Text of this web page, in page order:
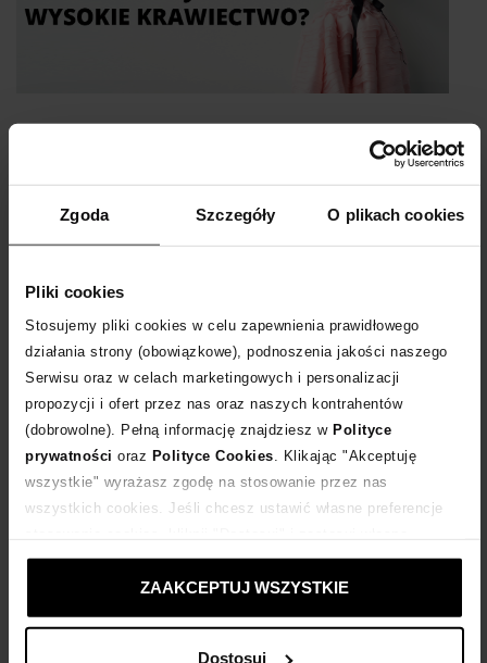
Zgoda Szczegóły O plikach cookies
Pliki cookies
Stosujemy pliki cookies w celu zapewnienia prawidłowego
działania strony (obowiązkowe), podnoszenia jakości naszego
Serwisu oraz w celach marketingowych i personalizacji
propozycji i ofert przez nas oraz naszych kontrahentów
(dobrowolne). Pełną informację znajdziesz w Polityce
prywatności oraz Polityce Cookies . Klikając "Akceptuję
wszystkie" wyrażasz zgodę na stosowanie przez nas
wszystkich cookies. Jeśli chcesz ustawić własne preferencje
ustawienia prywatności.
ZAAKCEPTUJ WSZYSTKIE
Dostosuj
Haute Couture - czym jest wysokie
Każdy miłośnik mody powinien znać jej wyjątkową historię!
Specjalnie dla Ciebie wyjaśniamy tajemnice Haute Couture – czym
tak naprawdę jest wysokie krawiectwo? Kto należy do słynnej Izby
Haute Couture? Co sprawia, że kreacje Haute Couture mają tak
niebotycznie wysokie ceny? Koniecznie przeczytaj nasz artykuł!
czytaj więcej